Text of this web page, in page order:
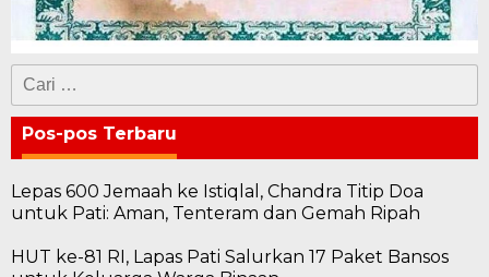
Cari
untuk:
Pos-pos Terbaru
Lepas 600 Jemaah ke Istiqlal, Chandra Titip Doa
untuk Pati: Aman, Tenteram dan Gemah Ripah
HUT ke-81 RI, Lapas Pati Salurkan 17 Paket Bansos